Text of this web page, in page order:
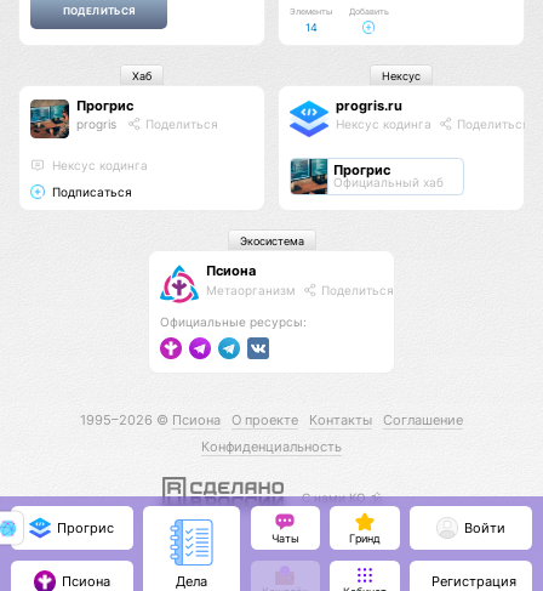
Элементы
14
Добавить
Прогрис
progris Поделиться
Нексус кодинга
Подписаться
Хаб
progris.ru
Нексус кодинга Поделиться
Прогрис
Официальный хаб
Нексус
Псиона
Метаорганизм Поделиться
Официальные ресурсы:
Экосистема
1995–2026 © Псиона О проекте Контакты
Соглашение
Конфиденциальность
С нами КО 🕉️
Прогрис
Псиона Дела
Чаты Гринд
Войти
Регистрация